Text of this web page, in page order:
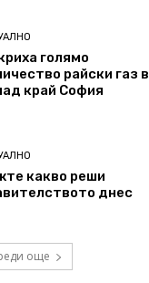
голямо
райски газ в
край София
какво реши
днес
още